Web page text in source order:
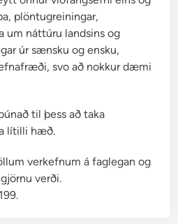
plöntugreiningar,
um náttúru landsins og
úr sænsku og ensku,
svo að nokkur dæmi
til þess að taka
lítilli hæð.
verkefnum á faglegan og
verði.